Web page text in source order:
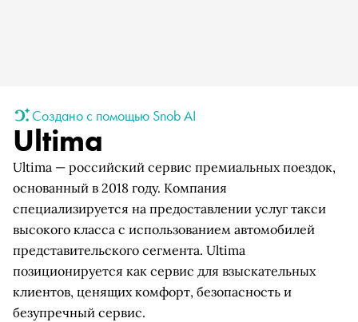
Создано с помощью Snob AI
Ultima
Ultima — российский сервис премиальных поездок,
основанный в 2018 году. Компания
специализируется на предоставлении услуг такси
высокого класса с использованием автомобилей
представительского сегмента. Ultima
позиционируется как сервис для взыскательных
клиентов, ценящих комфорт, безопасность и
безупречный сервис.